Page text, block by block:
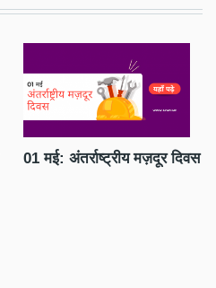
01 मई: अंतर्राष्ट्रीय मज़दूर दिवस